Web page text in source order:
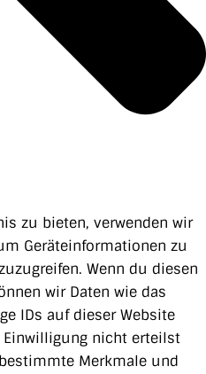
zu bieten, verwenden wir
Geräteinformationen zu
Wenn du diesen
wir Daten wie das
IDs auf dieser Website
Einwilligung nicht erteilst
Merkmale und